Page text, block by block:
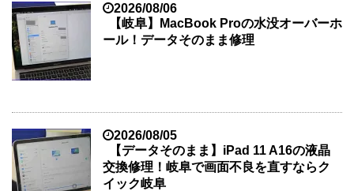
2026/08/06
【岐阜】MacBook Proの水没オーバーホ
ール！データそのまま修理
2026/08/05
【データそのまま】iPad 11 A16の液晶
交換修理！岐阜で画面不良を直すならク
イック岐阜